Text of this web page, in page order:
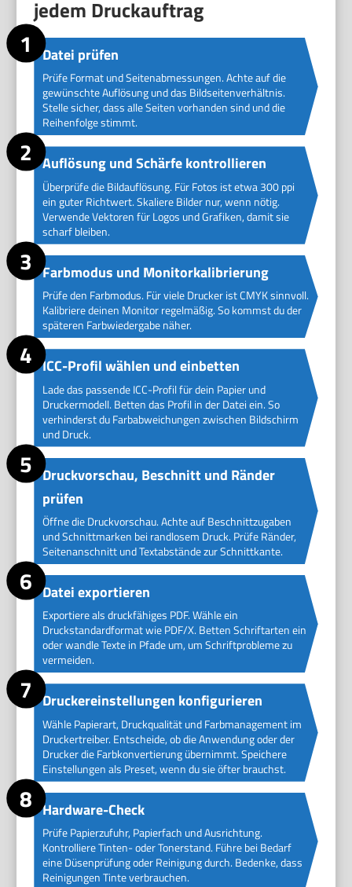
jedem Druckauftrag
Datei prüfen
Prüfe Format und Seitenabmessungen. Achte auf die
gewünschte Auflösung und das Bildseitenverhältnis.
Stelle sicher, dass alle Seiten vorhanden sind und die
Reihenfolge stimmt.
Auflösung und Schärfe kontrollieren
Überprüfe die Bildauflösung. Für Fotos ist etwa 300 ppi
ein guter Richtwert. Skaliere Bilder nur, wenn nötig.
Verwende Vektoren für Logos und Grafiken, damit sie
scharf bleiben.
Farbmodus und Monitorkalibrierung
Prüfe den Farbmodus. Für viele Drucker ist CMYK sinnvoll.
Kalibriere deinen Monitor regelmäßig. So kommst du der
späteren Farbwiedergabe näher.
ICC-Profil wählen und einbetten
Lade das passende ICC-Profil für dein Papier und
Druckermodell. Betten das Profil in der Datei ein. So
verhinderst du Farbabweichungen zwischen Bildschirm
und Druck.
Druckvorschau, Beschnitt und Ränder
prüfen
Öffne die Druckvorschau. Achte auf Beschnittzugaben
und Schnittmarken bei randlosem Druck. Prüfe Ränder,
Seitenanschnitt und Textabstände zur Schnittkante.
Datei exportieren
Exportiere als druckfähiges PDF. Wähle ein
Druckstandardformat wie PDF/X. Betten Schriftarten ein
oder wandle Texte in Pfade um, um Schriftprobleme zu
vermeiden.
Druckereinstellungen konfigurieren
Wähle Papierart, Druckqualität und Farbmanagement im
Druckertreiber. Entscheide, ob die Anwendung oder der
Drucker die Farbkonvertierung übernimmt. Speichere
Einstellungen als Preset, wenn du sie öfter brauchst.
Hardware-Check
Prüfe Papierzufuhr, Papierfach und Ausrichtung.
Kontrolliere Tinten- oder Tonerstand. Führe bei Bedarf
eine Düsenprüfung oder Reinigung durch. Bedenke, dass
Reinigungen Tinte verbrauchen.